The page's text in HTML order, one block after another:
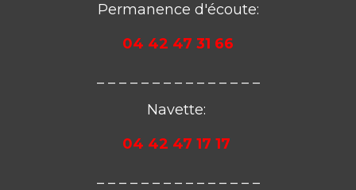
Permanence d'écoute:
04 42 47 31 66
Navette:
04 42 47 17 17